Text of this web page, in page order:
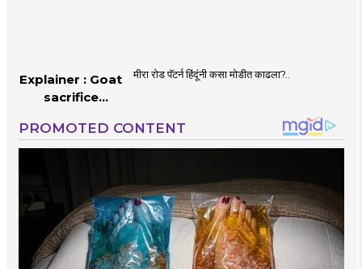
Explainer : Goat
sacrifice
Mumbai |
MahaMTB
मीरा रोड पॅटर्न हिंदूंनी कसा मोडीत काढला?..